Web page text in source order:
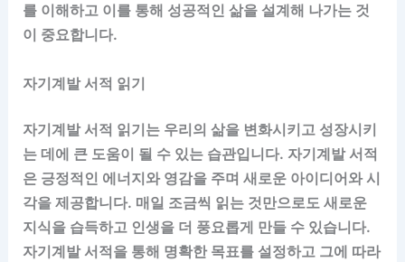
를 이해하고 이를 통해 성공적인 삶을 설계해 나가는 것
이 중요합니다.
자기계발 서적 읽기
자기계발 서적 읽기는 우리의 삶을 변화시키고 성장시키
는 데에 큰 도움이 될 수 있는 습관입니다. 자기계발 서적
은 긍정적인 에너지와 영감을 주며 새로운 아이디어와 시
각을 제공합니다. 매일 조금씩 읽는 것만으로도 새로운
지식을 습득하고 인생을 더 풍요롭게 만들 수 있습니다.
자기계발 서적을 통해 명확한 목표를 설정하고 그에 따라